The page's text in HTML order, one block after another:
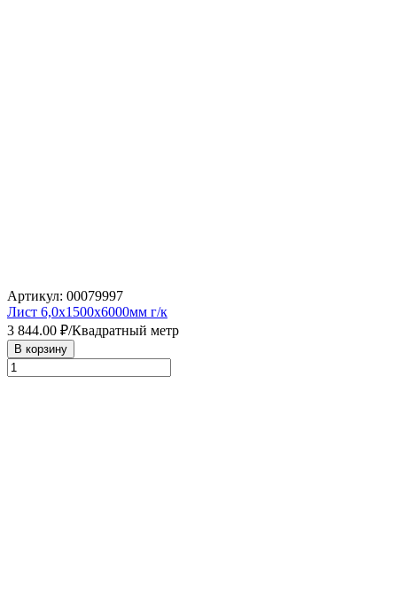
Артикул: 00079997
Лист 6,0х1500х6000мм г/к
3 844.00 ₽/Квадратный метр
В корзину